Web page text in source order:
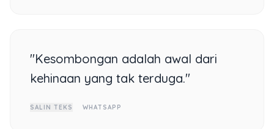
"Kesombongan adalah awal dari
kehinaan yang tak terduga."
SALIN TEKS WHATSAPP